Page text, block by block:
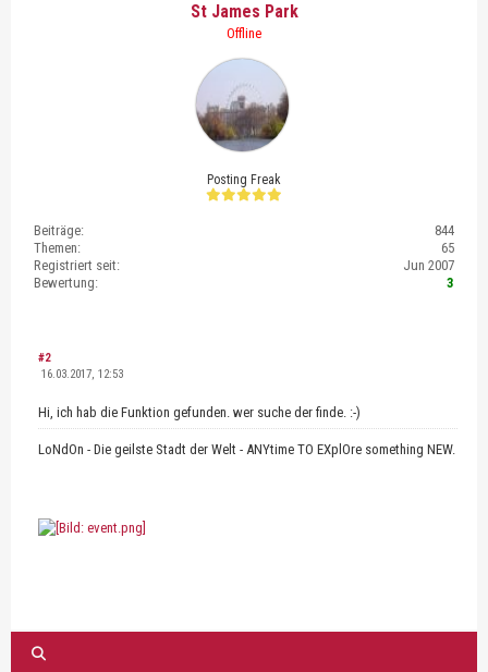
St James Park
Offline
Posting Freak
Beiträge:
844
Themen:
65
Registriert seit:
Jun 2007
Bewertung:
3
#2
16.03.2017, 12:53
Hi, ich hab die Funktion gefunden. wer suche der finde. :-)
LoNdOn - Die geilste Stadt der Welt - ANYtime TO EXplOre something NEW.